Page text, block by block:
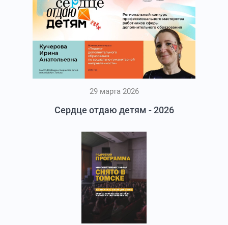
29 марта 2026
Сердце отдаю детям - 2026